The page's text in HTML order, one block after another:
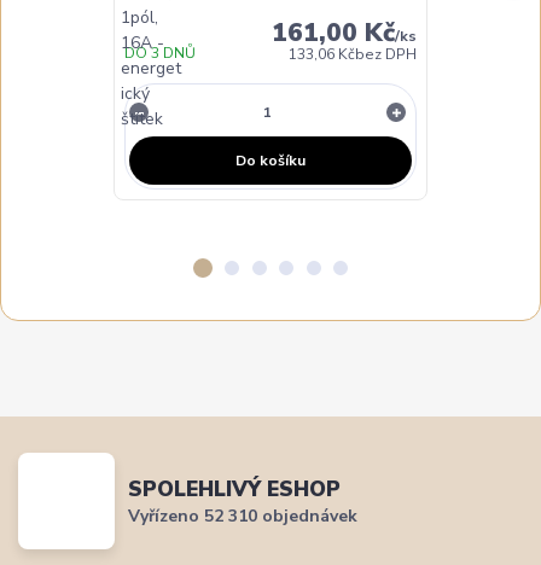
161,00 Kč/ks
133,06 Kčbez DPH
DO 3 DNŮ
Do košíku
SPOLEHLIVÝ ESHOP
Vyřízeno 52 310 objednávek